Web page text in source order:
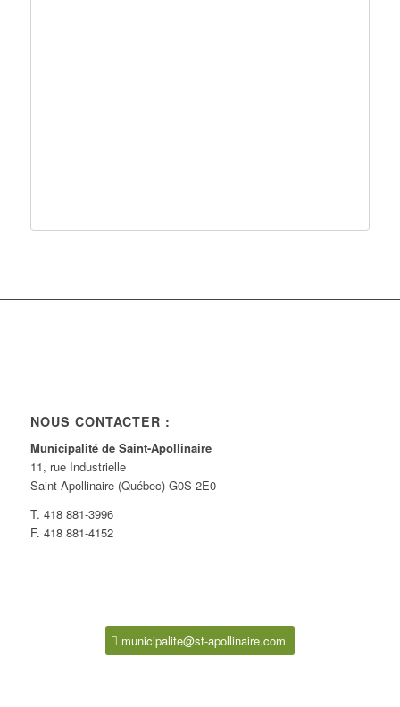
NOUS CONTACTER :
Municipalité de Saint-Apollinaire
11, rue Industrielle
Saint-Apollinaire (Québec) G0S 2E0
T. 418 881-3996
F. 418 881-4152
municipalite@st-apollinaire.com